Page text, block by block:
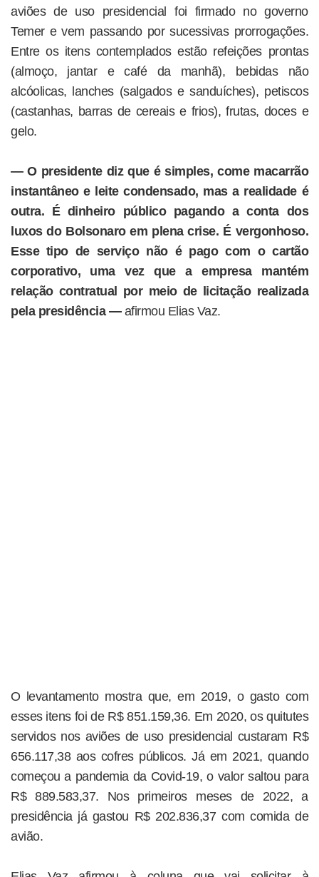
aviões de uso presidencial foi firmado no governo
Temer e vem passando por sucessivas prorrogações.
Entre os itens contemplados estão refeições prontas
(almoço, jantar e café da manhã), bebidas não
alcóolicas, lanches (salgados e sanduíches), petiscos
(castanhas, barras de cereais e frios), frutas, doces e
gelo.
— O presidente diz que é simples, come macarrão
instantâneo e leite condensado, mas a realidade é
outra. É dinheiro público pagando a conta dos
luxos do Bolsonaro em plena crise. É vergonhoso.
Esse tipo de serviço não é pago com o cartão
corporativo, uma vez que a empresa mantém
relação contratual por meio de licitação realizada
pela presidência — afirmou Elias Vaz.
O levantamento mostra que, em 2019, o gasto com
esses itens foi de R$ 851.159,36. Em 2020, os quitutes
servidos nos aviões de uso presidencial custaram R$
656.117,38 aos cofres públicos. Já em 2021, quando
começou a pandemia da Covid-19, o valor saltou para
R$ 889.583,37. Nos primeiros meses de 2022, a
presidência já gastou R$ 202.836,37 com comida de
avião.